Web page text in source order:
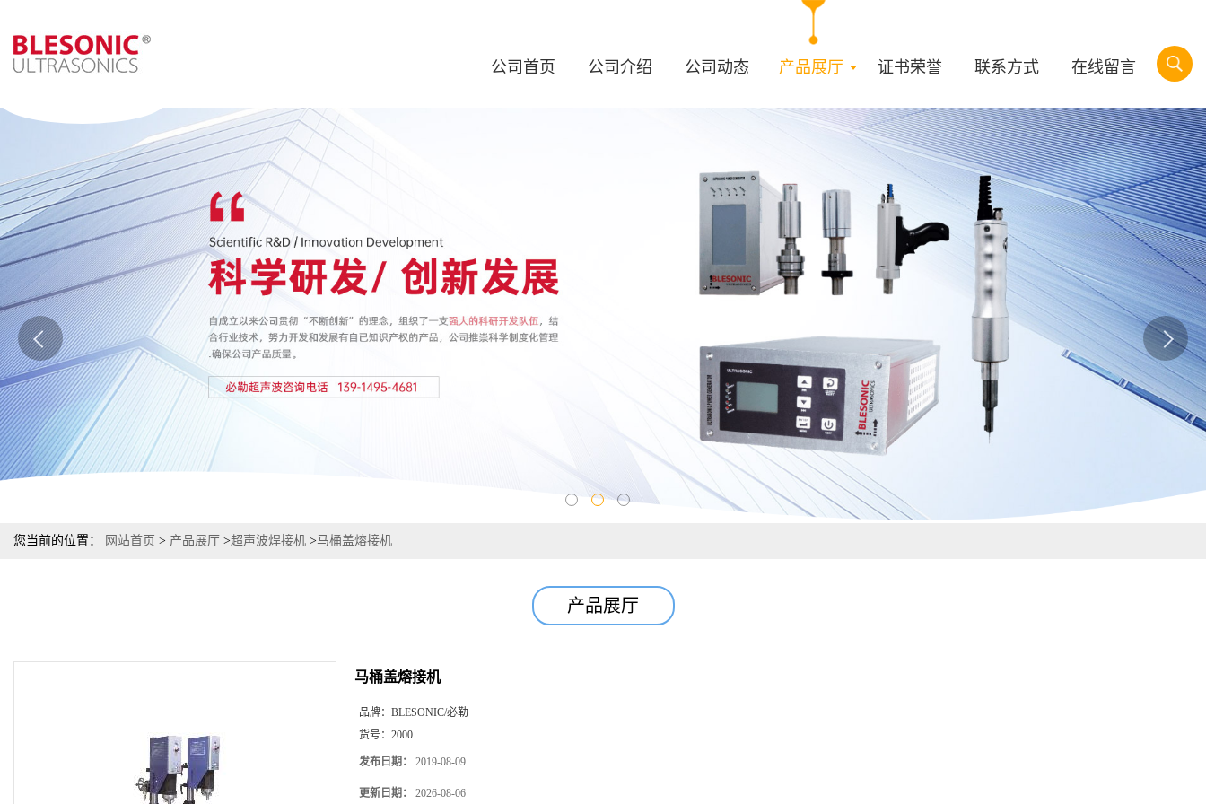
公司首页 公司介绍 公司动态 产品展厅 证书荣誉 联系方式 在线留言
您当前的位置： 网站首页 > 产品展厅 >超声波焊接机 >马桶盖熔接机
产品展厅
马桶盖熔接机
品牌： BLESONIC/必勒
货号： 2000
发布日期： 2019-08-09
更新日期： 2026-08-06